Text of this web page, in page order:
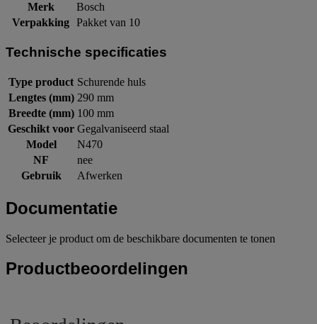
Merk
Bosch
Verpakking Pakket van 10
Technische specificaties
Type product Schurende huls
Lengtes (mm) 290 mm
Breedte (mm) 100 mm
Geschikt voor Gegalvaniseerd staal
Model
N470
NF
nee
Gebruik
Afwerken
Documentatie
Selecteer je product om de beschikbare documenten te tonen
Productbeoordelingen